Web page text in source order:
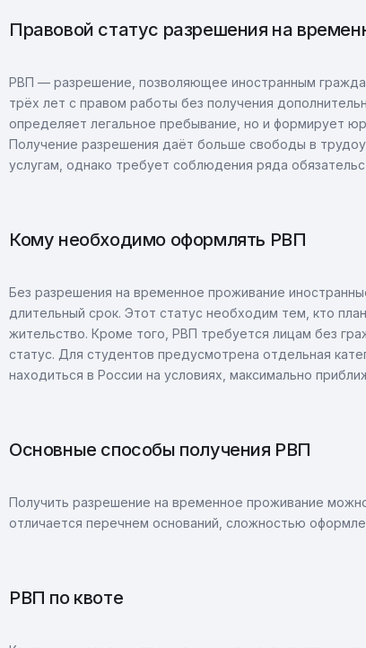
Правовой статус разрешения на
РВП — разрешение, позволяющее иностранным
трёх лет с правом работы без получения
определяет легальное пребывание, но и формирует
Получение разрешения даёт больше свободы в
услугам, однако требует соблюдения ряда
Кому необходимо оформлять РВП
Без разрешения на временное проживание
длительный срок. Этот статус необходим тем, кто
жительство. Кроме того, РВП требуется лицам без
статус. Для студентов предусмотрена отдельная
находиться в России на условиях, максимально
Основные способы получения РВП
Получить разрешение на временное проживание
отличается перечнем оснований, сложностью
РВП по квоте